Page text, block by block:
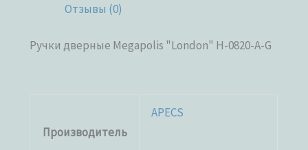
Отзывы (0)
Ручки дверные Megapolis "London" H-0820-A-G
Производитель
APECS